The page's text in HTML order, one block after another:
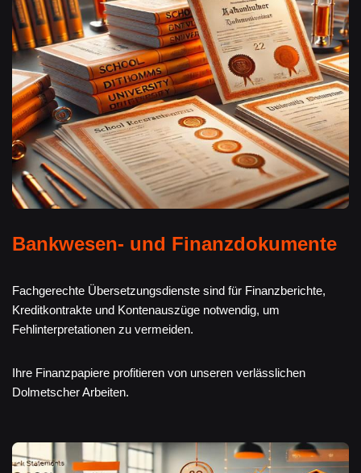
Bankwesen- und Finanzdokumente
Fachgerechte Übersetzungsdienste sind für Finanzberichte,
Kreditkontrakte und Kontenauszüge notwendig, um
Fehlinterpretationen zu vermeiden.
Ihre Finanzpapiere profitieren von unseren verlässlichen
Dolmetscher Arbeiten.